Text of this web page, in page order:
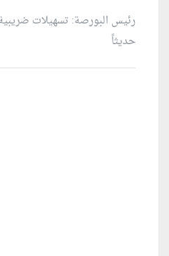
رئيس البورصة: تسهيلات
حديثاً